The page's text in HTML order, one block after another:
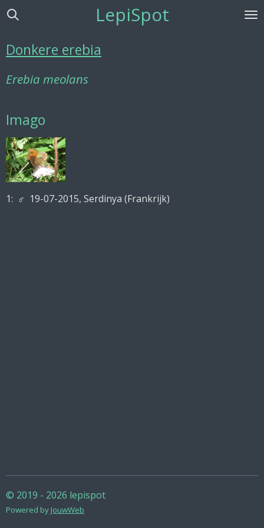
Ga
de
LepiSpot
Donkere erebia
Erebia meolans
Imago
1: ♂ 19-07-2015, Serdinya (Frankrijk)
© 2019 - 2026 lepispot
Powered by JouwWeb